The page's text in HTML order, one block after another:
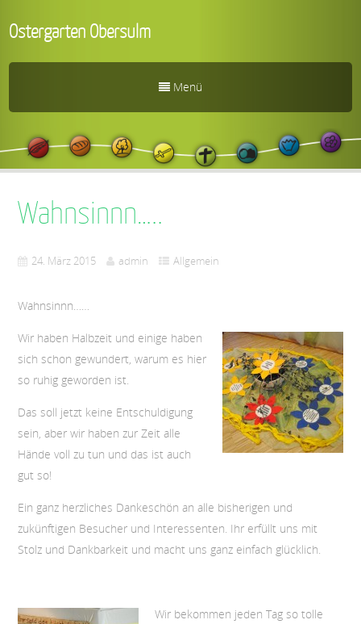
Ostergarten Obersulm
Menü
Wahnsinnn…..
24. März 2015 admin Allgemein
Wahnsinnn……
Wir haben Halbzeit und einige haben
sich schon gewundert, warum es hier
so ruhig geworden ist.
Das soll jetzt keine Entschuldigung
sein, aber wir haben zur Zeit alle
Hände voll zu tun und das ist auch
gut so!
Ein ganz herzliches Dankeschön an alle bisherigen und
zukünftigen Besucher und Interessenten. Ihr erfüllt uns mit
Stolz und Dankbarkeit und macht uns ganz einfach glücklich.
Wir bekommen jeden Tag so tolle